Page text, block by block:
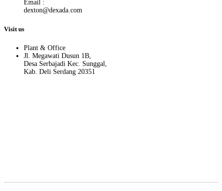
Email :
dexton@dexada.com
Visit us
Plant & Office
Jl. Megawati Dusun 1B,
Desa Serbajadi Kec. Sunggal,
Kab. Deli Serdang 20351